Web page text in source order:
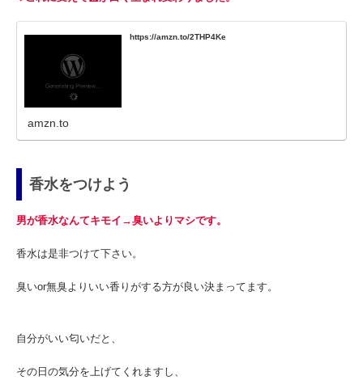
https://amzn.to/2THP4Ke
amzn.to
香水をつけよう
男が香水なんてキモイ→臭いよりマシです。
香水は是非つけて下さい。
臭いor無臭よりいい香りがする方が良い決まってます。
自分がいい匂いだと、
その日の気分を上げてくれますし、